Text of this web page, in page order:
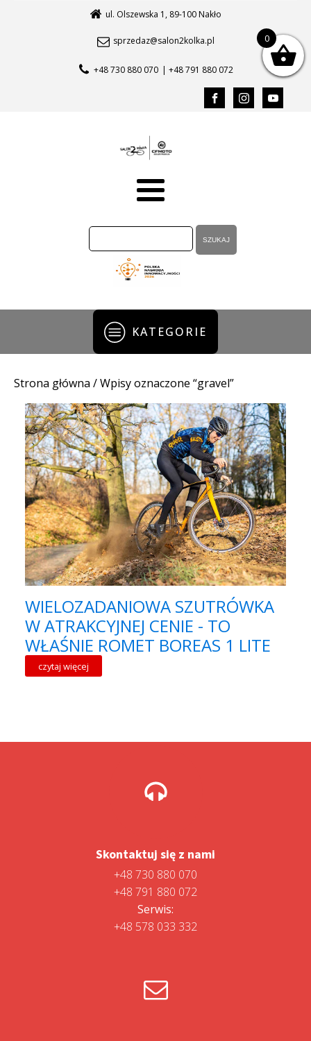
ul. Olszewska 1, 89-100 Nakło
sprzedaz@salon2kolka.pl
+48 730 880 070 | +48 791 880 072
KATEGORIE
Strona główna / Wpisy oznaczone “gravel”
WIELOZADANIOWA SZUTRÓWKA
W ATRAKCYJNEJ CENIE - TO
WŁAŚNIE ROMET BOREAS 1 LITE
czytaj więcej
Skontaktuj się z nami
+48 730 880 070
+48 791 880 072
Serwis:
+48 578 033 332
0